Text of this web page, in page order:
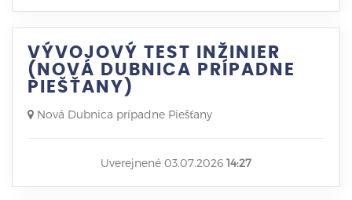
VÝVOJOVÝ TEST INŽINIER
(NOVÁ DUBNICA PRÍPADNE
PIEŠŤANY)
Nová Dubnica prípadne Piešťany
Uverejnené 03.07.2026 14:27